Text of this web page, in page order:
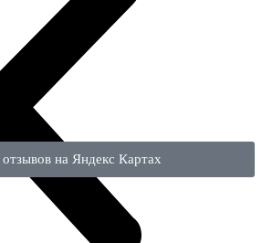
на Яндекс Картах